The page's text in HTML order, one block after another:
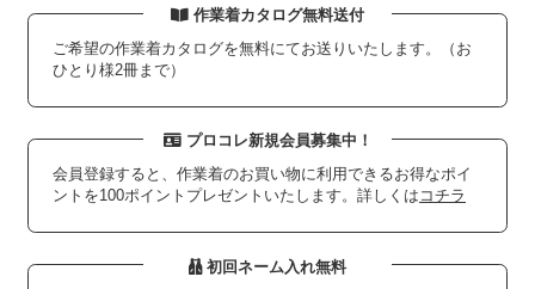
作業着カタログ無料送付
ご希望の作業着カタログを無料にてお送りいたします。（お
ひとり様2冊まで）
プロコレ新規会員募集中！
会員登録すると、作業着のお買い物に利用できるお得なポイ
ントを100ポイントプレゼントいたします。詳しくは コチラ
初回ネーム入れ無料